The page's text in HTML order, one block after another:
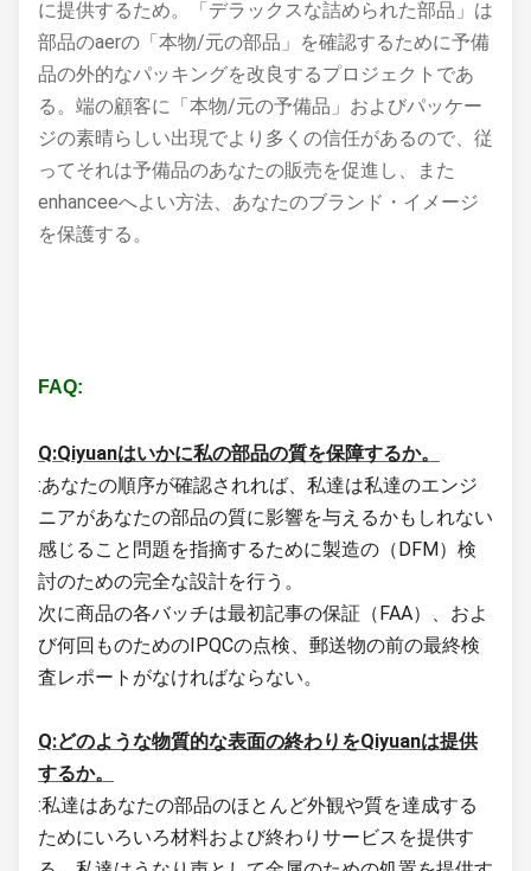
に提供するため。「デラックスな詰められた部品」は
部品のaerの「本物/元の部品」を確認するために予備
品の外的なパッキングを改良するプロジェクトであ
る。端の顧客に「本物/元の予備品」およびパッケー
ジの素晴らしい出現でより多くの信任があるので、従
ってそれは予備品のあなたの販売を促進し、また
enhanceeへよい方法、あなたのブランド・イメージ
を保護する。
FAQ:
Q:Qiyuanはいかに私の部品の質を保障するか。
:あなたの順序が確認されれば、私達は私達のエンジ
ニアがあなたの部品の質に影響を与えるかもしれない
感じること問題を指摘するために製造の（DFM）検
討のための完全な設計を行う。
次に商品の各バッチは最初記事の保証（FAA）、およ
び何回ものためのIPQCの点検、郵送物の前の最終検
査レポートがなければならない。
Q:どのような物質的な表面の終わりをQiyuanは提供
するか。
:私達はあなたの部品のほとんど外観や質を達成する
ためにいろいろ材料および終わりサービスを提供す